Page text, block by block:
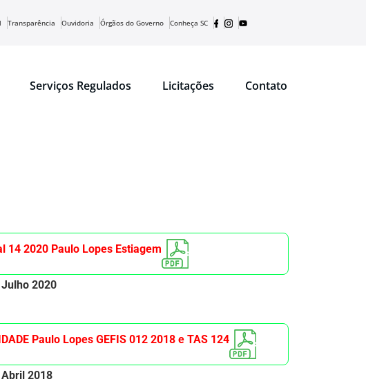
Transparência Ouvidoria Órgãos do Governo Conheça SC
Serviços Regulados Licitações Contato
14 2020 Paulo Lopes Estiagem
2020
Paulo Lopes GEFIS 012 2018 e TAS 124
2018